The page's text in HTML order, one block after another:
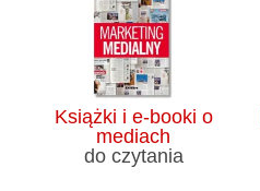
Książki i e-booki o
mediach
do czytania